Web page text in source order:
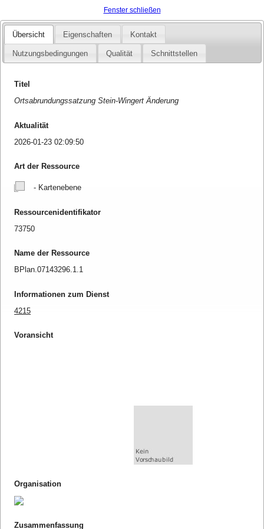
Fenster schließen
Übersicht Eigenschaften Kontakt
Nutzungsbedingungen Qualität Schnittstellen
Titel
Ortsabrundungssatzung Stein-Wingert Änderung
Aktualität
2026-01-23 02:09:50
Art der Ressource
- Kartenebene
Ressourcenidentifikator
73750
Name der Ressource
BPlan.07143296.1.1
Informationen zum Dienst
4215
Voransicht
Organisation
Zusammenfassung